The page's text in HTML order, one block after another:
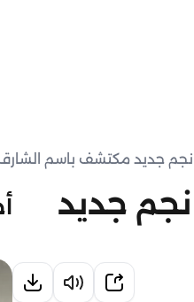
نجم جديد مكتشف باسم
نجم جديد